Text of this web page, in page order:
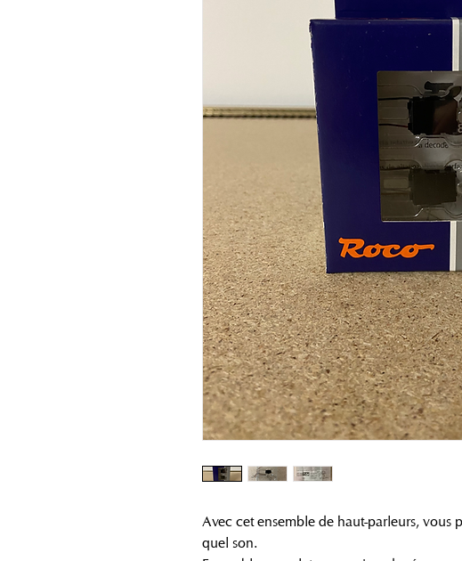
Avec cet ensemble de haut-parleurs, vous
quel son.